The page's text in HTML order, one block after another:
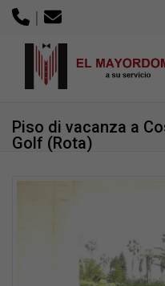
|
Piso di vacanza a
Golf (Rota)